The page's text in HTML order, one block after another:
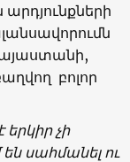
բոլոր
երկիր չի
սահմանել ու